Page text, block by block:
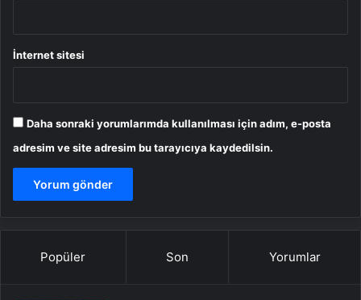
İnternet sitesi
Daha sonraki yorumlarımda kullanılması için adım, e-posta
adresim ve site adresim bu tarayıcıya kaydedilsin.
Popüler Son Yorumlar